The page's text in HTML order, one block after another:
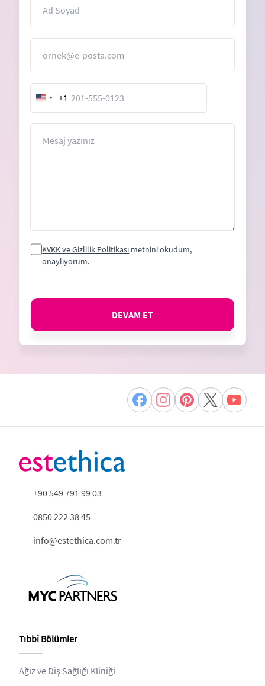
United
States
+1
KVKK ve Gizlilik Politikası metnini okudum,
onaylıyorum.
DEVAM ET
+90 549 791 99 03
0850 222 38 45
info@estethica.com.tr
Tıbbi Bölümler
Ağız ve Diş Sağlığı Kliniği